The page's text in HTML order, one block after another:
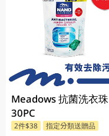
Meadows 抗菌洗衣珠
30PC
2件$38 指定分類送贈品